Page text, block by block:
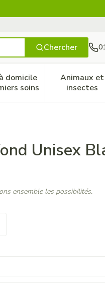
Chercher
Vitalité 50+
pour la catégorie
domicile
soins
Afficher le sous-menu
Animaux et
insectes
Unisex
ensemble les possibilités.